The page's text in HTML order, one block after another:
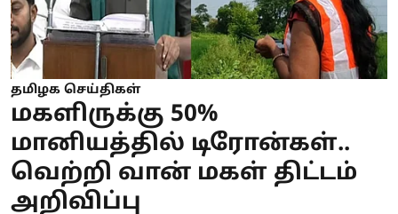
தமிழக செய்திகள்
மகளிருக்கு 50%
மானியத்தில் டிரோன்கள்..
வெற்றி வான் மகள் திட்டம்
அறிவிப்பு